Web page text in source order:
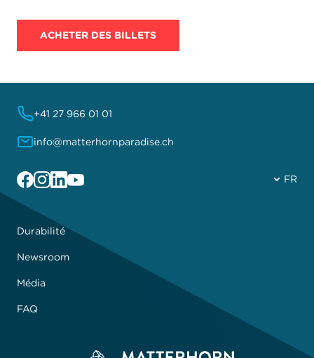
ACHETER DES BILLETS
+41 27 966 01 01
info@matterhornparadise.ch
Facebook
Instagram
Linkedin
YouTube FR
Durabilité
Newsroom
Média
FAQ